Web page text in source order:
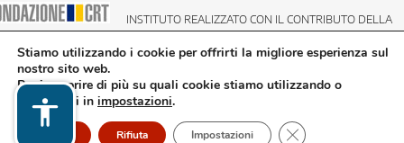
INSTITUTO REALIZZATO CON IL CONTRIBUTO DELLA
CRT CASSA DI RISPARMIO DI TORINO
Stiamo utilizzando i cookie per offrirti la migliore esperienza sul
nostro sito web.
Puoi scoprire di più su quali cookie stiamo utilizzando o
disattivarli in impostazioni.
Accetto Rifiuta Impostazioni Close GDPR